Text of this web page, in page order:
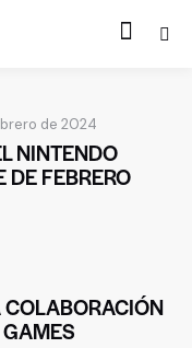
de 2024
NINTENDO
DE FEBRERO